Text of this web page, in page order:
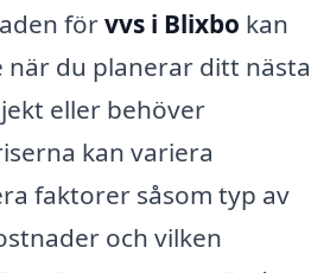
förvvs i Blixbo kan
när du planerar ditt nästa
eller behöver
kan variera
faktorer såsom typ av
och vilken